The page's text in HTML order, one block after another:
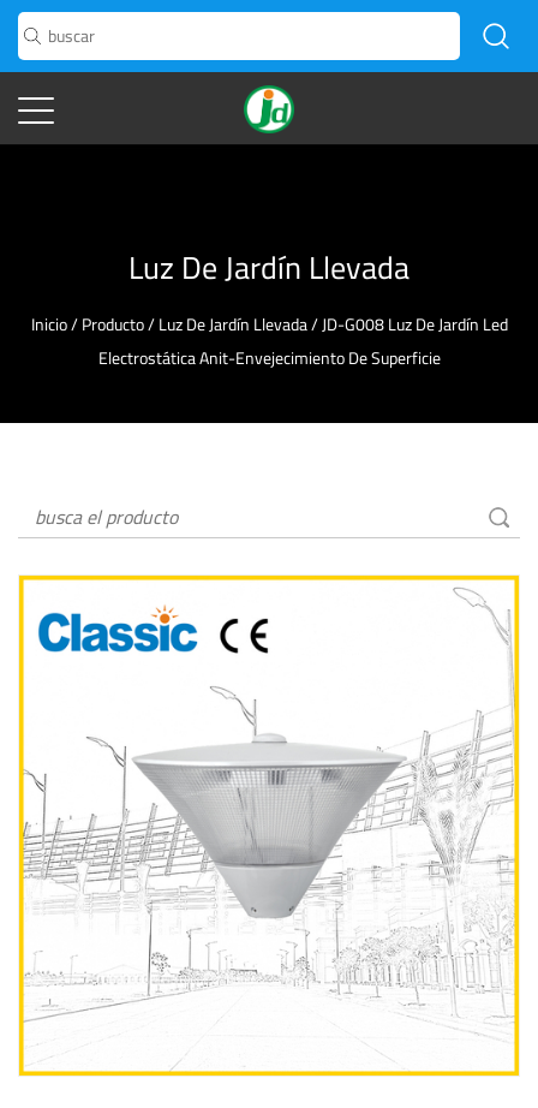
Luz De Jardín Llevada
Inicio/Producto/Luz De Jardín Llevada/JD-G008 Luz De Jardín Led
Electrostática Anit-Envejecimiento De Superficie